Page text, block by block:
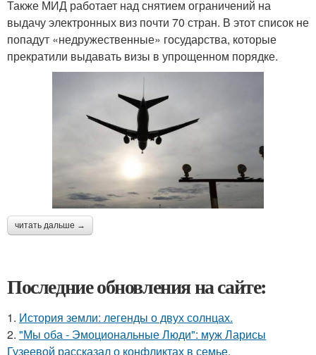
Также МИД работает над снятием ограничений на
выдачу электронных виз почти 70 стран. В этот список не
попадут «недружественные» государства, которые
прекратили выдавать визы в упрощенном порядке.
читать дальше →
Последние обновления на сайте:
1. История земли: легенды о двух солнцах.
2. "Мы оба - Эмоциональные Люди": муж Ларисы
Гузеевой рассказал о конфликтах в семье.